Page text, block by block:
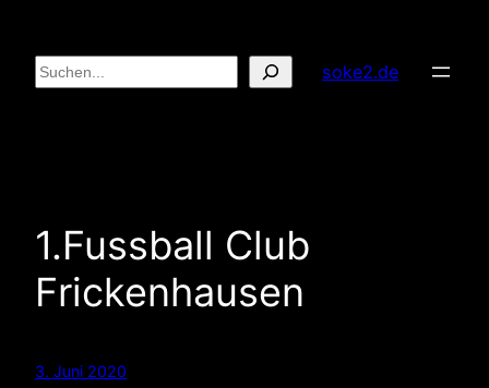
Inhalt
springen
Suchen soke2.de
1.Fussball Club
Frickenhausen
3. Juni 2020